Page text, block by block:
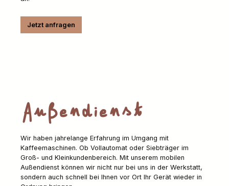
Jetzt anfragen
Außendienst
Wir haben jahrelange Erfahrung im Umgang mit
Kaffeemaschinen. Ob Vollautomat oder Siebträger im
Groß- und Kleinkundenbereich. Mit unserem mobilen
Außendienst können wir nicht nur bei uns in der Werkstatt,
sondern auch schnell bei Ihnen vor Ort Ihr Gerät wieder in